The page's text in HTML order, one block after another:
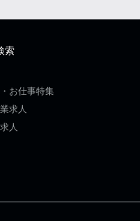
索
お仕事特集
求人
人